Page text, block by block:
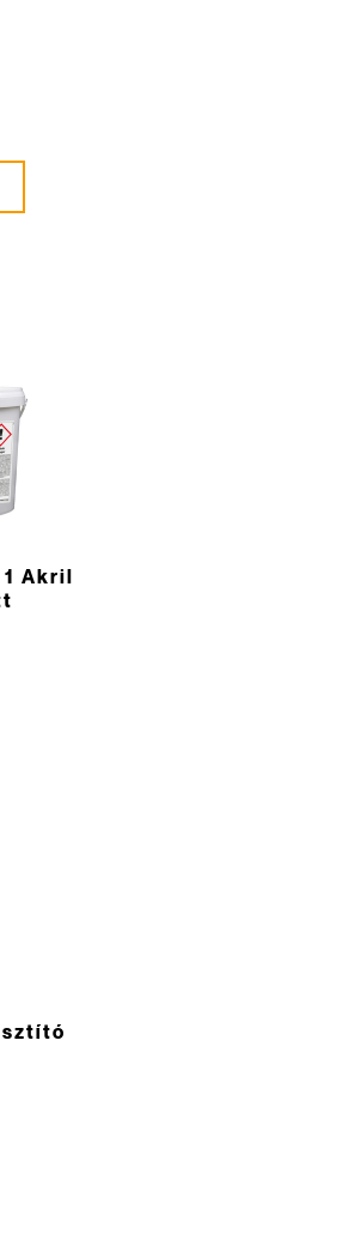
Akril